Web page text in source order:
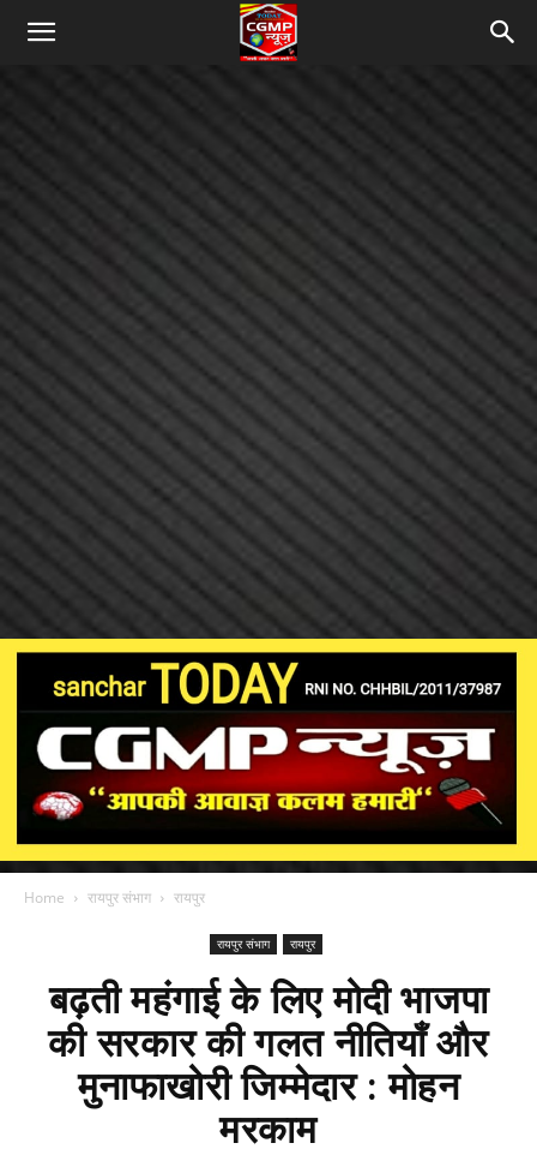
Home रायपुर संभाग रायपुर
रायपुर संभाग रायपुर
बढ़ती महंगाई के लिए मोदी भाजपा
की सरकार की गलत नीतियाँ और
मुनाफाखोरी जिम्मेदार : मोहन
मरकाम